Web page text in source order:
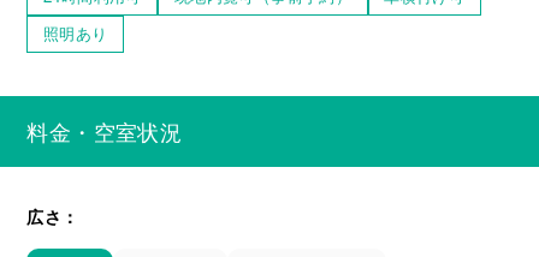
照明あり
料金・空室状況
広さ：